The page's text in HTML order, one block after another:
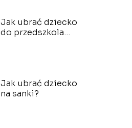
Jak ubrać dziecko
do przedszkola
Jak ubrać dziecko
na sanki?